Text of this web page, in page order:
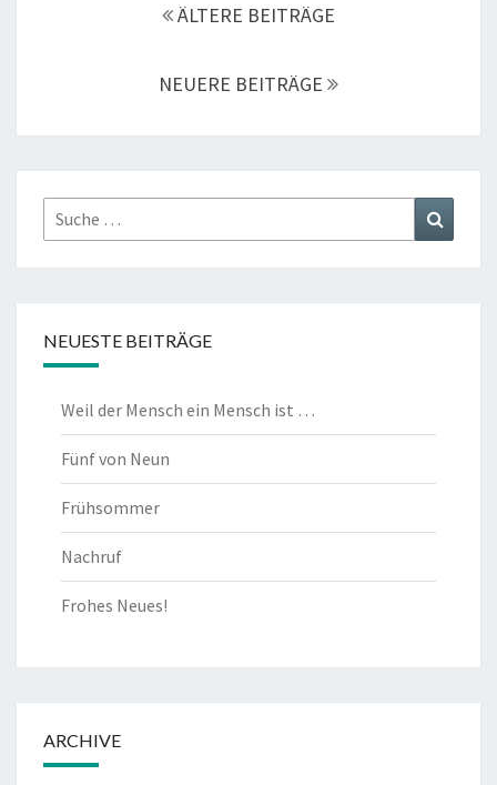
ÄLTERE BEITRÄGE
NEUERE BEITRÄGE
Suche
nach:
NEUESTE BEITRÄGE
Weil der Mensch ein Mensch ist …
Fünf von Neun
Frühsommer
Nachruf
Frohes Neues!
ARCHIVE